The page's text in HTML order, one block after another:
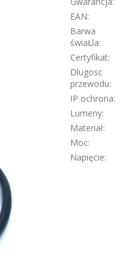
EAN:
Barwa
świaŁla:
Certyfikat:
Dlugosc
przewodu:
IP ochrona:
Lumeny:
Materiał:
Moc:
Napięcie: